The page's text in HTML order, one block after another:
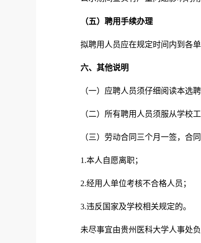
（五）聘用手续办理
拟聘用人员应在规定时间内到各
六、其他说明
（一）应聘人员须仔细阅读本选聘
（二）所有聘用人员须服从学校
（三）劳动合同三个月一签，合
1.本人自愿离职；
2.经用人单位考核不合格人员；
3.违反国家及学校相关规定的。
未尽事宜由贵州医科大学人事处负